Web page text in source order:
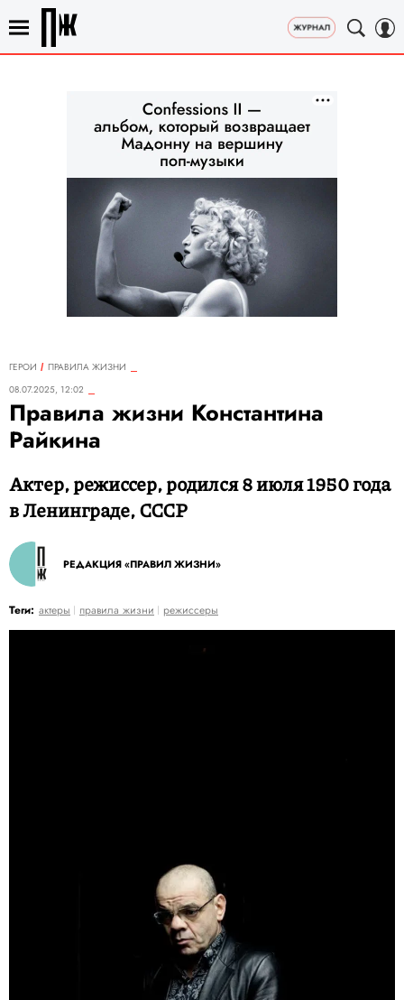
ГЕРОИ
ПРАВИЛА ЖИЗНИ
08.07.2025, 12:02
Правила жизни Константина
Райкина
Актер, режиссер, родился 8 июля 1950 года
в Ленинграде, СССР
РЕДАКЦИЯ «ПРАВИЛ ЖИЗНИ»
Теги: актеры правила жизни режиссеры